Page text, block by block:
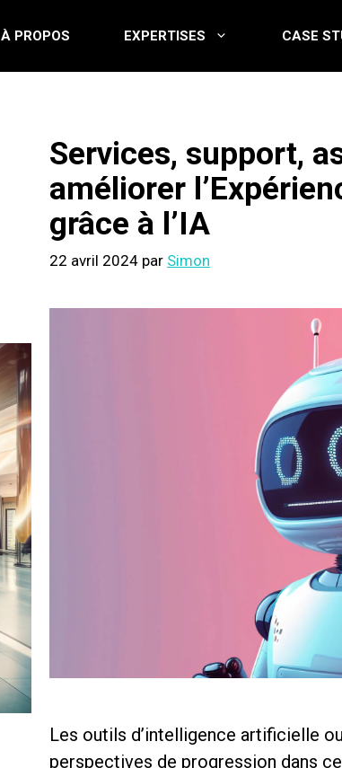
À PROPOS EXPERTISES CASE
Services, support,
améliorer
grâce à l’IA
22 avril 2024 par Simon
Les outils d’intelligence artificielle
perspectives de progression dans